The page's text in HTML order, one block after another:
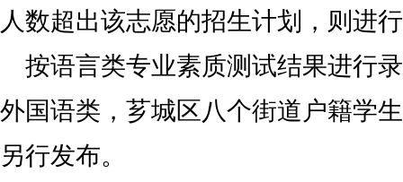
人数超出该志愿的招生计划，则进
按语言类专业素质测试结果进行
外国语类，芗城区八个街道户籍学
另行发布。